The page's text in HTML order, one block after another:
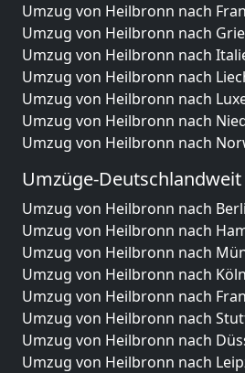
Umzug von Heilbronn nach
Umzug von Heilbronn nach
Umzug von Heilbronn nach
Umzug von Heilbronn nach
Umzug von Heilbronn nach
Umzug von Heilbronn nach
Umzug von Heilbronn nach
Umzüge-Deutschlandweit
Umzug von Heilbronn nach
Umzug von Heilbronn nach
Umzug von Heilbronn nach
Umzug von Heilbronn nach Köln
Umzug von Heilbronn nach
Umzug von Heilbronn nach
Umzug von Heilbronn nach
Umzug von Heilbronn nach